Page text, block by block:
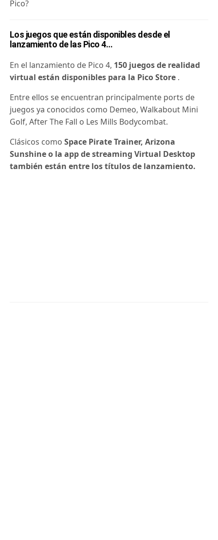
Pico?
Los juegos que están disponibles desde el
lanzamiento de las Pico 4…
En el lanzamiento de Pico 4, 150 juegos de realidad
virtual están disponibles para la Pico Store .
Entre ellos se encuentran principalmente ports de
juegos ya conocidos como Demeo, Walkabout Mini
Golf, After The Fall o Les Mills Bodycombat.
Clásicos comoSpace Pirate Trainer, Arizona
Sunshine o la app de streaming Virtual Desktop
también están entre los títulos de lanzamiento.